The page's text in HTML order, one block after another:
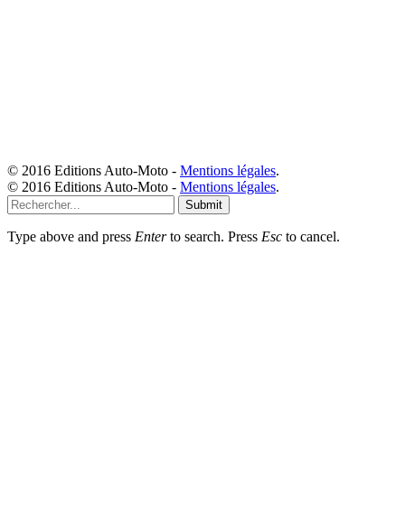
© 2016 Editions Auto-Moto - Mentions légales.
© 2016 Editions Auto-Moto - Mentions légales.
Submit
Type above and press Enterto search. Press Esc to cancel.